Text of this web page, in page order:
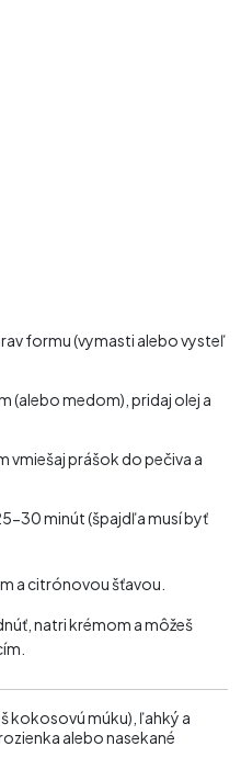
formu (vymasti alebo vysteľ
(alebo medom), pridaj olej a
vmiešaj prášok do pečiva a
30 minút (špajdľa musí byť
a citrónovou šťavou.
natri krémom a môžeš
kokosovú múku), ľahký a
alebo nasekané